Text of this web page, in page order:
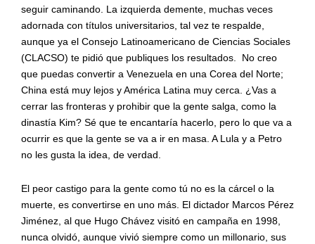
seguir caminando. La izquierda demente, muchas veces
adornada con títulos universitarios, tal vez te respalde,
aunque ya el Consejo Latinoamericano de Ciencias Sociales
(CLACSO) te pidió que publiques los resultados. No creo
que puedas convertir a Venezuela en una Corea del Norte;
China está muy lejos y América Latina muy cerca. ¿Vas a
cerrar las fronteras y prohibir que la gente salga, como la
dinastía Kim? Sé que te encantaría hacerlo, pero lo que va a
ocurrir es que la gente se va a ir en masa. A Lula y a Petro
no les gusta la idea, de verdad.
El peor castigo para la gente como tú no es la cárcel o la
muerte, es convertirse en uno más. El dictador Marcos Pérez
Jiménez, al que Hugo Chávez visitó en campaña en 1998,
nunca olvidó, aunque vivió siempre como un millonario, sus